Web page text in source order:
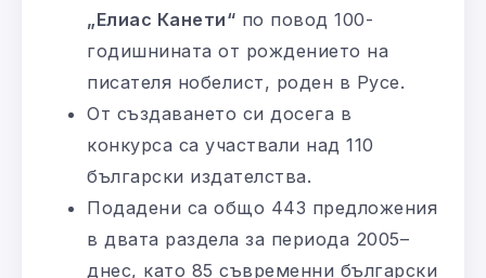
„Елиас Канети“ по повод 100-
годишнината от рождението на
писателя нобелист, роден в Русе.
От създаването си досега в
конкурса са участвали над 110
български издателства.
Подадени са общо 443 предложения
в двата раздела за периода 2005–
днес, като 85 съвременни български